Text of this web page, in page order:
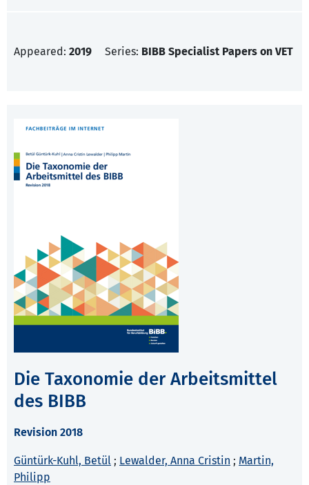
Appeared: 2019 Series: BIBB Specialist Papers on VET
Die Taxonomie der Arbeitsmittel
des BIBB
Revision 2018
Güntürk-Kuhl, Betül ; Lewalder, Anna Cristin ; Martin,
Philipp